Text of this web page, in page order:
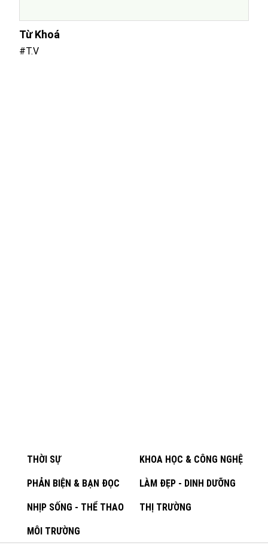
Từ Khoá
#T.V
THỜI SỰ KHOA HỌC & CÔNG NGHỆ
PHẢN BIỆN & BẠN ĐỌC LÀM ĐẸP - DINH DƯỠNG
NHỊP SỐNG - THỂ THAO THỊ TRƯỜNG
MÔI TRƯỜNG